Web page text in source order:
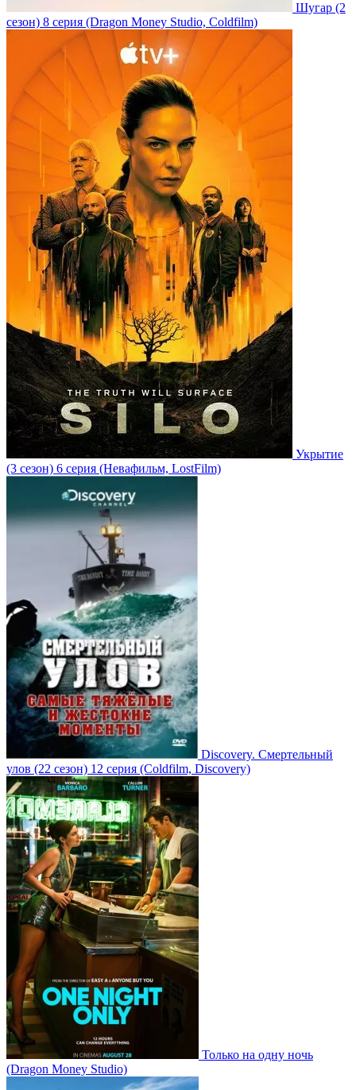
Шугар (2
сезон) 8 серия (Dragon Money Studio, Coldfilm)
Укрытие
(3 сезон) 6 серия (Невафильм, LostFilm)
Discovery. Смертельный
улов (22 сезон) 12 серия (Coldfilm, Discovery)
Только на одну ночь
(Dragon Money Studio)